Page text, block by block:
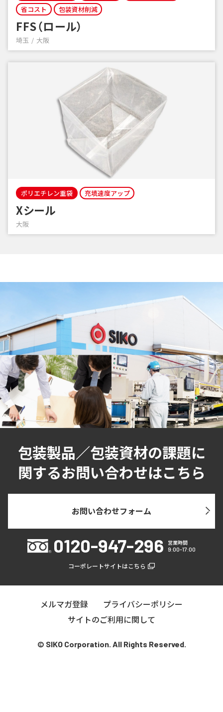
省コスト
包装資材削減
FFS（ロール）
埼玉 大阪
ポリエチレン重袋 充填速度アップ
Xシール
大阪
包装製品／包装資材の課題に
関するお問い合わせはこちら
お問い合わせフォーム
0120-947-296 営業時間
9:00-17:00
コーポレートサイトはこちら
メルマガ登録
プライバシーポリシー
サイトのご利用に関して
© SIKO Corporation. All Rights Reserved.